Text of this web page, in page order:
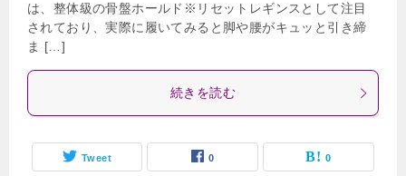
は、整体級の骨盤ホールド※リセットレギンスとして注目
されており、実際に履いてみると脚や腰がキュッと引き締
ま […]
続きを読む
Tweet 0 0